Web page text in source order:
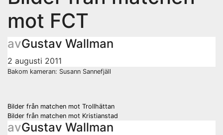
mot FCT
avGustav Wallman
2 augusti 2011
Bakom kameran: Susann Sannefjäll
Inläggsnavigering
Bilder från matchen mot Trollhättan
Bilder från matchen mot Kristianstad
avGustav Wallman